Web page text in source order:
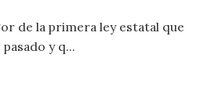
de la primera ley estatal que
y q...